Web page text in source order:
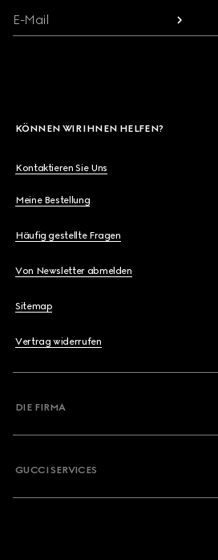
E-Mail
KÖNNEN WIR IHNEN HELFEN?
Kontaktieren Sie Uns
Meine Bestellung
Häufig gestellte Fragen
Von Newsletter abmelden
Sitemap
Vertrag widerrufen
DIE FIRMA
GUCCI SERVICES